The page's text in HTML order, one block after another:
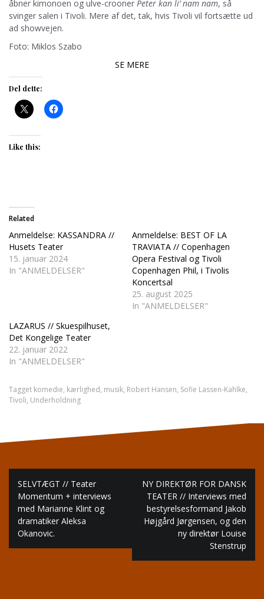
åbner kimonoen og ulve-crooner Peter kan li’ nam nam, så
svinger salen i Tivoli. Mere af det, tak, hvis Tivoli vil fortsætte ud
ad showvejen.
Foto: Miklos Szabo
SE MERE
Del dette:
Like this:
Related
Anmeldelse: KASSANDRA //
Husets Teater
15. januar 2024
In "ANMELDELSER"
Anmeldelse: BEST OF LA
TRAVIATA // Copenhagen
Opera Festival og Tivoli
Copenhagen Phil, i Tivolis
Koncertsal
25. august 2025
In "ANMELDELSER"
LAZARUS // Skuespilhuset,
Det Kongelige Teater
22. januar 2022
In "ANMELDELSER"
Tagget komedie, kærlighed, musik, Robert Hansen, Sofie Lassen-Kahlke,
Tivoli, Underholdning
Indlægsnavigation
SELVTÆGT // Teater
Momentum + interviews
med Marianne Klint og
dramatiker Aleksa
Okanovic.
NY DIREKTØR FOR DANSK
TEATER // Interviews med
bestyrelsesformand Jakob
Højgård Jørgensen, og den
ny direktør Louise
Stenstrup